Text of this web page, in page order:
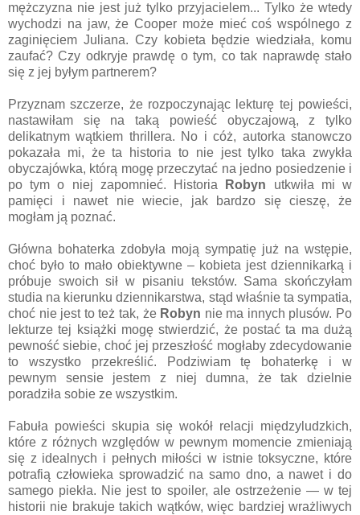
mężczyzna nie jest już tylko przyjacielem... Tylko że wtedy
wychodzi na jaw, że Cooper może mieć coś wspólnego z
zaginięciem Juliana. Czy kobieta będzie wiedziała, komu
zaufać? Czy odkryje prawdę o tym, co tak naprawdę stało
się z jej byłym partnerem?
Przyznam szczerze, że rozpoczynając lekturę tej powieści,
nastawiłam się na taką powieść obyczajową, z tylko
delikatnym wątkiem thrillera. No i cóż, autorka stanowczo
pokazała mi, że ta historia to nie jest tylko taka zwykła
obyczajówka, którą mogę przeczytać na jedno posiedzenie i
po tym o niej zapomnieć. Historia
Robyn utkwiła mi w
pamięci i nawet nie wiecie, jak bardzo się cieszę, że
mogłam ją poznać.
Główna bohaterka zdobyła moją sympatię już na wstępie,
choć było to mało obiektywne – kobieta jest dziennikarką i
próbuje swoich sił w pisaniu tekstów. Sama skończyłam
studia na kierunku dziennikarstwa, stąd właśnie ta sympatia,
choć nie jest to też tak, że Robyn nie ma innych plusów. Po
lekturze tej książki mogę stwierdzić, że postać ta ma dużą
pewność siebie, choć jej przeszłość mogłaby zdecydowanie
to wszystko przekreślić. Podziwiam tę bohaterkę i w
pewnym sensie jestem z niej dumna, że tak dzielnie
poradziła sobie ze wszystkim.
Fabuła powieści skupia się wokół relacji międzyludzkich,
które z różnych względów w pewnym momencie zmieniają
się z idealnych i pełnych miłości w istnie toksyczne, które
potrafią człowieka sprowadzić na samo dno, a nawet i do
samego piekła. Nie jest to spoiler, ale ostrzeżenie — w tej
historii nie brakuje takich wątków, więc bardziej wrażliwych